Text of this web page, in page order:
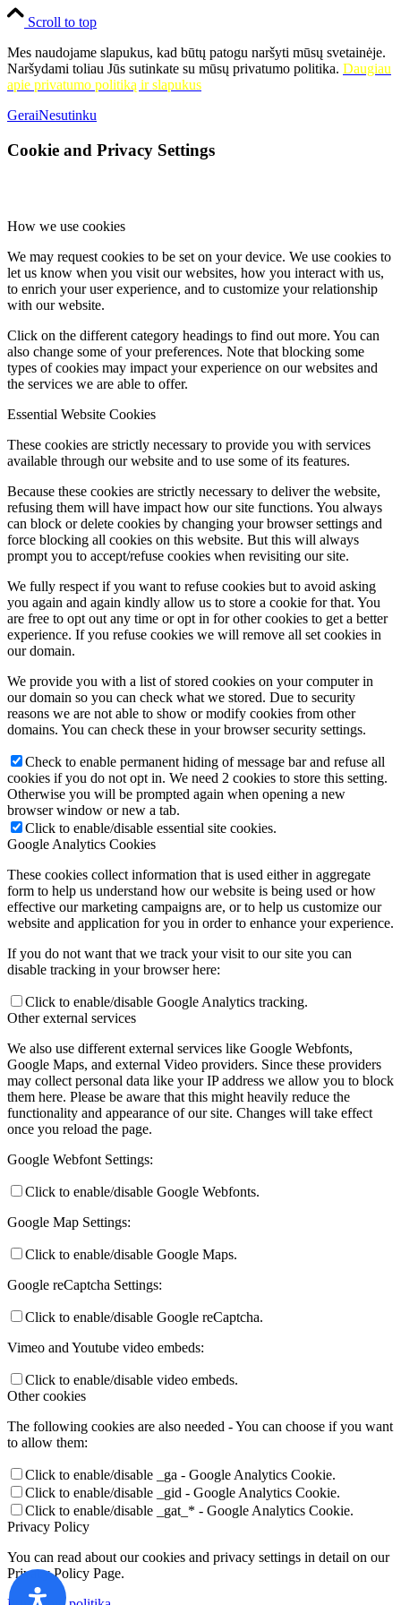
Scroll to top
Mes naudojame slapukus, kad būtų patogu naršyti mūsų svetainėje.
Naršydami toliau Jūs sutinkate su mūsų privatumo politika. Daugiau
apie privatumo politiką ir slapukus
GeraiNesutinku
Cookie and Privacy Settings
How we use cookies
We may request cookies to be set on your device. We use cookies to
let us know when you visit our websites, how you interact with us,
to enrich your user experience, and to customize your relationship
with our website.
Click on the different category headings to find out more. You can
also change some of your preferences. Note that blocking some
types of cookies may impact your experience on our websites and
the services we are able to offer.
Essential Website Cookies
These cookies are strictly necessary to provide you with services
available through our website and to use some of its features.
Because these cookies are strictly necessary to deliver the website,
refusing them will have impact how our site functions. You always
can block or delete cookies by changing your browser settings and
force blocking all cookies on this website. But this will always
prompt you to accept/refuse cookies when revisiting our site.
We fully respect if you want to refuse cookies but to avoid asking
you again and again kindly allow us to store a cookie for that. You
are free to opt out any time or opt in for other cookies to get a better
experience. If you refuse cookies we will remove all set cookies in
our domain.
We provide you with a list of stored cookies on your computer in
our domain so you can check what we stored. Due to security
reasons we are not able to show or modify cookies from other
domains. You can check these in your browser security settings.
Check to enable permanent hiding of message bar and refuse all
cookies if you do not opt in. We need 2 cookies to store this setting.
Otherwise you will be prompted again when opening a new
browser window or new a tab.
Click to enable/disable essential site cookies.
Google Analytics Cookies
These cookies collect information that is used either in aggregate
form to help us understand how our website is being used or how
effective our marketing campaigns are, or to help us customize our
website and application for you in order to enhance your experience.
If you do not want that we track your visit to our site you can
disable tracking in your browser here:
Click to enable/disable Google Analytics tracking.
Other external services
We also use different external services like Google Webfonts,
Google Maps, and external Video providers. Since these providers
may collect personal data like your IP address we allow you to block
them here. Please be aware that this might heavily reduce the
functionality and appearance of our site. Changes will take effect
once you reload the page.
Google Webfont Settings:
Click to enable/disable Google Webfonts.
Google Map Settings:
Click to enable/disable Google Maps.
Google reCaptcha Settings:
Click to enable/disable Google reCaptcha.
Vimeo and Youtube video embeds:
Click to enable/disable video embeds.
Other cookies
The following cookies are also needed - You can choose if you want
to allow them:
Click to enable/disable _ga - Google Analytics Cookie.
Click to enable/disable _gid - Google Analytics Cookie.
Click to enable/disable _gat_* - Google Analytics Cookie.
Privacy Policy
You can read about our cookies and privacy settings in detail on our
Privacy Policy Page.